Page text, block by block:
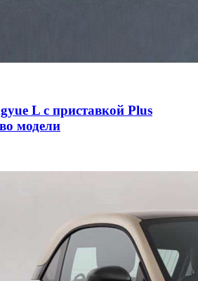
L с приставкой Plus
модели